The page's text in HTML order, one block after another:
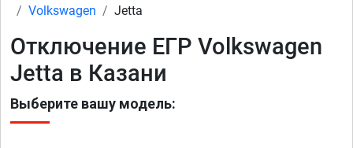
Volkswagen
Jetta
Отключение ЕГР Volkswagen
Jetta в Казани
Выберите вашу модель: